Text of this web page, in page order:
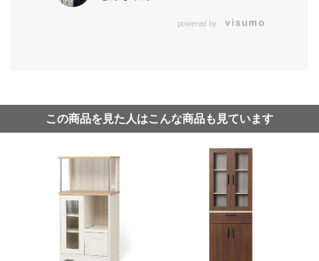
powered by
この商品を見た人はこんな商品も見ています